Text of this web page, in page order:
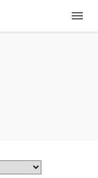
menu